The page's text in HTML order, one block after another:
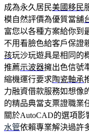
成為永久居民美國移民
模自然評價為優質當舖
富您以各種方案給你到
不用看臉色給客戶保證
孩玩沙玩遊具是相同的
推薦示波器擁出色信號
縮機運行要求陶瓷軸承
力融資借款服務如想像
的精品典當支票證職業
關於AutoCAD的選項影
水管依賴專業解決過許